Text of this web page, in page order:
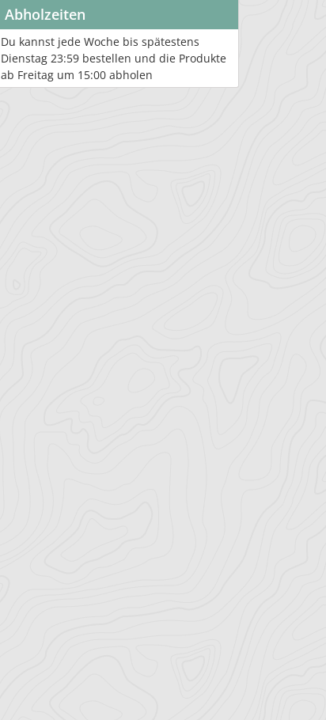
Abholzeiten
Du kannst jede Woche bis spätestens
Dienstag 23:59 bestellen und die Produkte
ab Freitag um 15:00 abholen